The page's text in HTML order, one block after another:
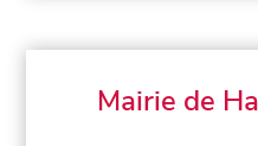
Mairie de